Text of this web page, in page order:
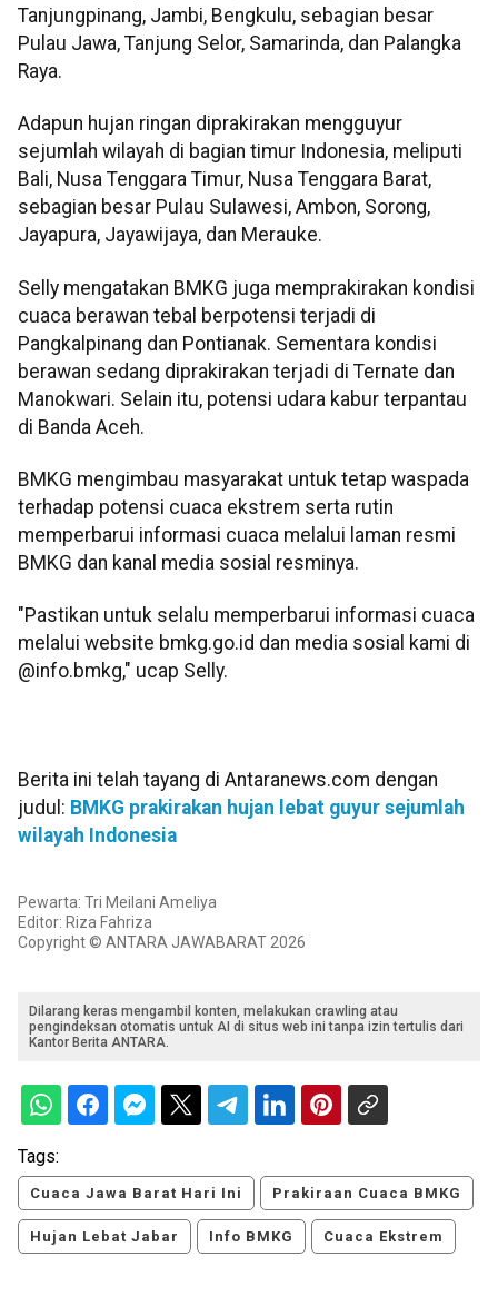
Tanjungpinang, Jambi, Bengkulu, sebagian besar
Pulau Jawa, Tanjung Selor, Samarinda, dan Palangka
Raya.
Adapun hujan ringan diprakirakan mengguyur
sejumlah wilayah di bagian timur Indonesia, meliputi
Bali, Nusa Tenggara Timur, Nusa Tenggara Barat,
sebagian besar Pulau Sulawesi, Ambon, Sorong,
Jayapura, Jayawijaya, dan Merauke.
Selly mengatakan BMKG juga memprakirakan kondisi
cuaca berawan tebal berpotensi terjadi di
Pangkalpinang dan Pontianak. Sementara kondisi
berawan sedang diprakirakan terjadi di Ternate dan
Manokwari. Selain itu, potensi udara kabur terpantau
di Banda Aceh.
BMKG mengimbau masyarakat untuk tetap waspada
terhadap potensi cuaca ekstrem serta rutin
memperbarui informasi cuaca melalui laman resmi
BMKG dan kanal media sosial resminya.
"Pastikan untuk selalu memperbarui informasi cuaca
melalui website bmkg.go.id dan media sosial kami di
@info.bmkg," ucap Selly.
Berita ini telah tayang di Antaranews.com dengan
judul: BMKG prakirakan hujan lebat guyur sejumlah
wilayah Indonesia
Pewarta: Tri Meilani Ameliya
Editor: Riza Fahriza
Copyright © ANTARA JAWABARAT 2026
Dilarang keras mengambil konten, melakukan crawling atau
pengindeksan otomatis untuk AI di situs web ini tanpa izin tertulis dari
Kantor Berita ANTARA.
Tags:
Cuaca Jawa Barat Hari Ini Prakiraan Cuaca BMKG
Hujan Lebat Jabar Info BMKG Cuaca Ekstrem